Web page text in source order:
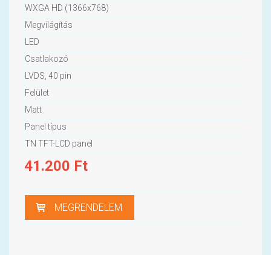
WXGA HD (1366x768)
Megvilágítás
LED
Csatlakozó
LVDS, 40 pin
Felület
Matt
Panel típus
TN TFT-LCD panel
41.200 Ft
MEGRENDELEM